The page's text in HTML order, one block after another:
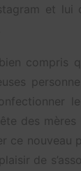
et lui
compris
des mères
ce nouveau
de